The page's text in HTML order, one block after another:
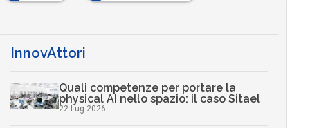
InnovAttori
Quali competenze per portare la
physical AI nello spazio: il caso Sitael
22 Lug 2026